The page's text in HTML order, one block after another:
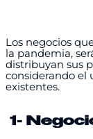
Los negocios
la pandemia,
distribuyan sus
considerando el
existentes.
1-